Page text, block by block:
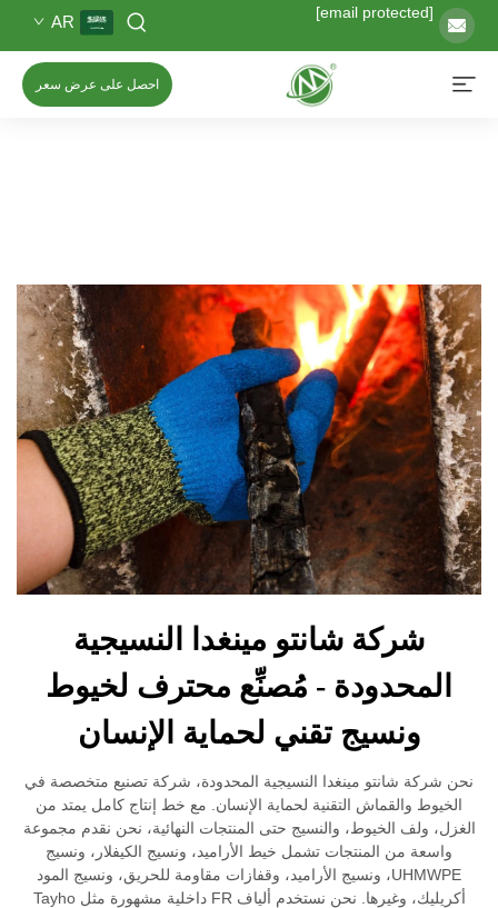
[email protected]
AR
احصل على عرض سعر
شركة شانتو مينغدا النسيجية
المحدودة - مُصنِّع محترف لخيوط
ونسيج تقني لحماية الإنسان
نحن شركة شانتو مينغدا النسيجية المحدودة، شركة تصنيع متخصصة في
الخيوط والقماش التقنية لحماية الإنسان. مع خط إنتاج كامل يمتد من
الغزل، ولف الخيوط، والنسيج حتى المنتجات النهائية، نحن نقدم مجموعة
واسعة من المنتجات تشمل خيط الأراميد، ونسيج الكيفلار، ونسيج
UHMWPE، ونسيج الأراميد، وقفازات مقاومة للحريق، ونسيج المود
أكريليك، وغيرها. نحن نستخدم ألياف FR داخلية مشهورة مثل Tayho